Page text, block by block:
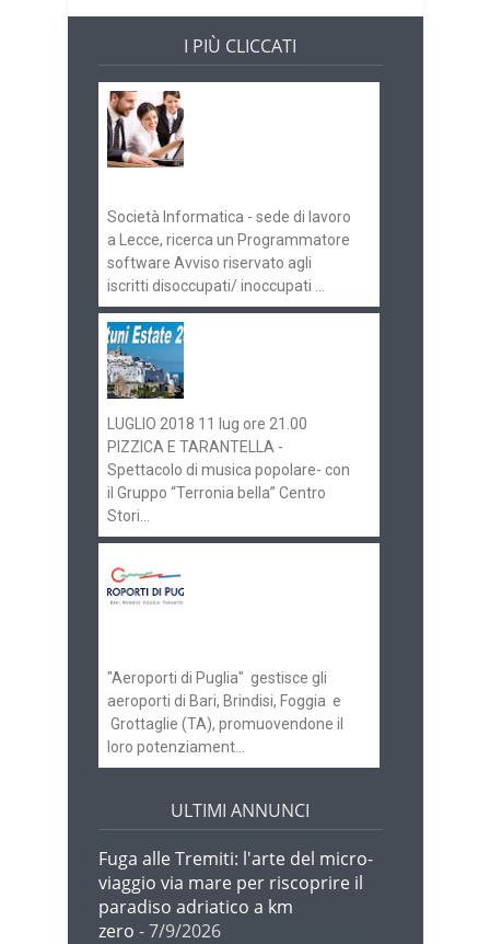
I PIÙ CLICCATI
Società Informatica - sede di lavoro
a Lecce, ricerca un Programmatore
software Avviso riservato agli
iscritti disoccupati/ inoccupati ...
LUGLIO 2018 11 lug ore 21.00
PIZZICA E TARANTELLA -
Spettacolo di musica popolare- con
il Gruppo “Terronia bella” Centro
Stori...
"Aeroporti di Puglia" gestisce gli
aeroporti di Bari, Brindisi, Foggia e
Grottaglie (TA), promuovendone il
loro potenziament...
ULTIMI ANNUNCI
Fuga alle Tremiti: l'arte del micro-
viaggio via mare per riscoprire il
paradiso adriatico a km
zero - 7/9/2026